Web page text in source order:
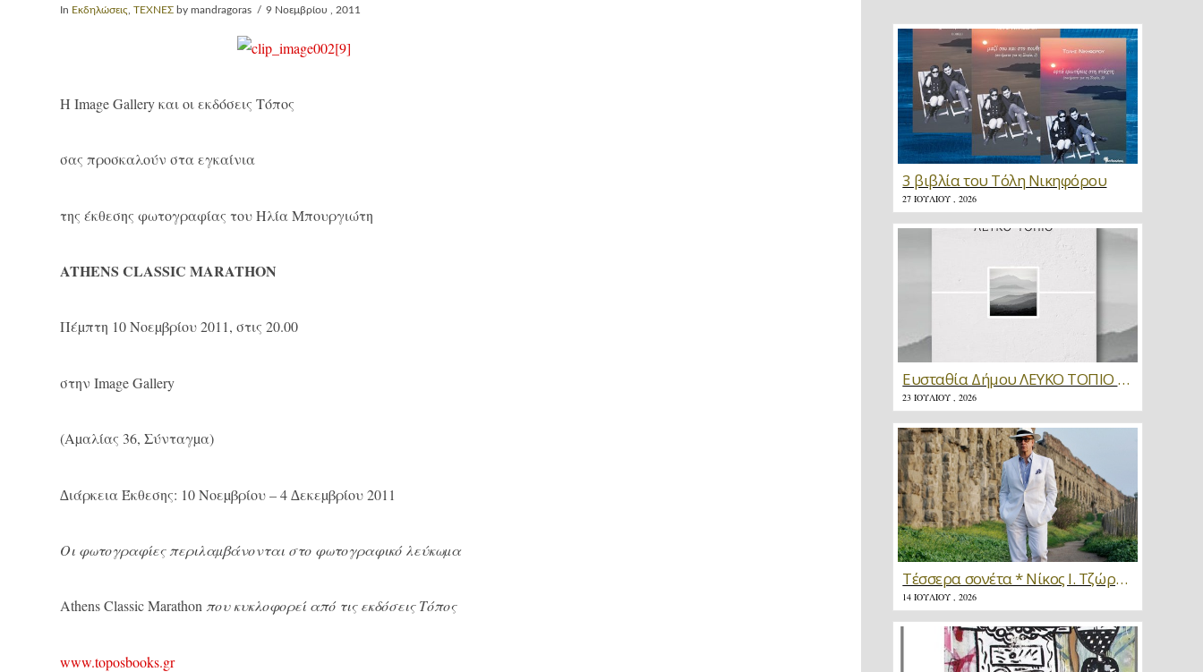
In Εκδηλώσεις ,ΤΕΧΝΕΣ by mandragoras 9 Νοεμβρίου , 2011
H Image Gallery και οι εκδόσεις Τόπος
σας προσκαλούν στα εγκαίνια
της έκθεσης φωτογραφίας του Ηλία Μπουργιώτη
ATHENS CLASSICMARATHON
Πέµπτη 10 Νοεµβρίου 2011, στις 20.00
στην Image Gallery
(Αµαλίας 36, Σύνταγµα)
∆ιάρκεια Έκθεσης: 10 Νοεµβρίου – 4 ∆εκεµβρίου 2011
Οι φωτογραφίες περιλαµβάνονται στο φωτογραφικό λεύκωµα
Athens Classic Marathon που κυκλοφορεί από τις εκδόσεις Τόπος
www.toposbooks.gr
3 βιβλία του Τόλη Νικηφόρου
27 ΙΟΥΛΊΟΥ , 2026
Ευσταθία Δήμου ΛΕΥΚΟ ΤΟΠΙΟ * Κριτική
23 ΙΟΥΛΊΟΥ , 2026
Τέσσερα σονέτα * Νίκος Ι. Τζώρτζης
14 ΙΟΥΛΊΟΥ , 2026